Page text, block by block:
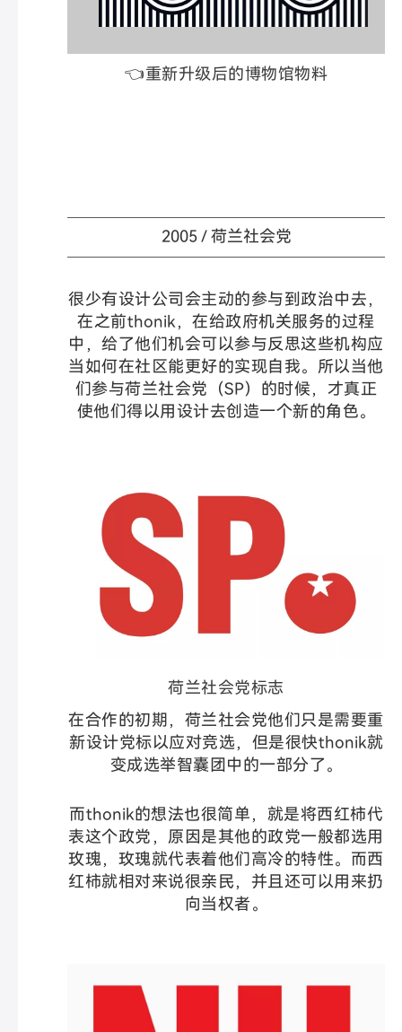
👈重新升级后的博物馆物料
2005 / 荷兰社会党
很少有设计公司会主动的参与到政治中去，
在之前thonik，在给政府机关服务的过程
中，给了他们机会可以参与反思这些机构应
当如何在社区能更好的实现自我。所以当他
们参与荷兰社会党（SP）的时候，才真正
使他们得以用设计去创造一个新的角色。
荷兰社会党标志
在合作的初期，荷兰社会党他们只是需要重
新设计党标以应对竞选，但是很快thonik就
变成选举智囊团中的一部分了。
而thonik的想法也很简单，就是将西红柿代
表这个政党，原因是其他的政党一般都选用
玫瑰，玫瑰就代表着他们高冷的特性。而西
红柿就相对来说很亲民，并且还可以用来扔
向当权者。